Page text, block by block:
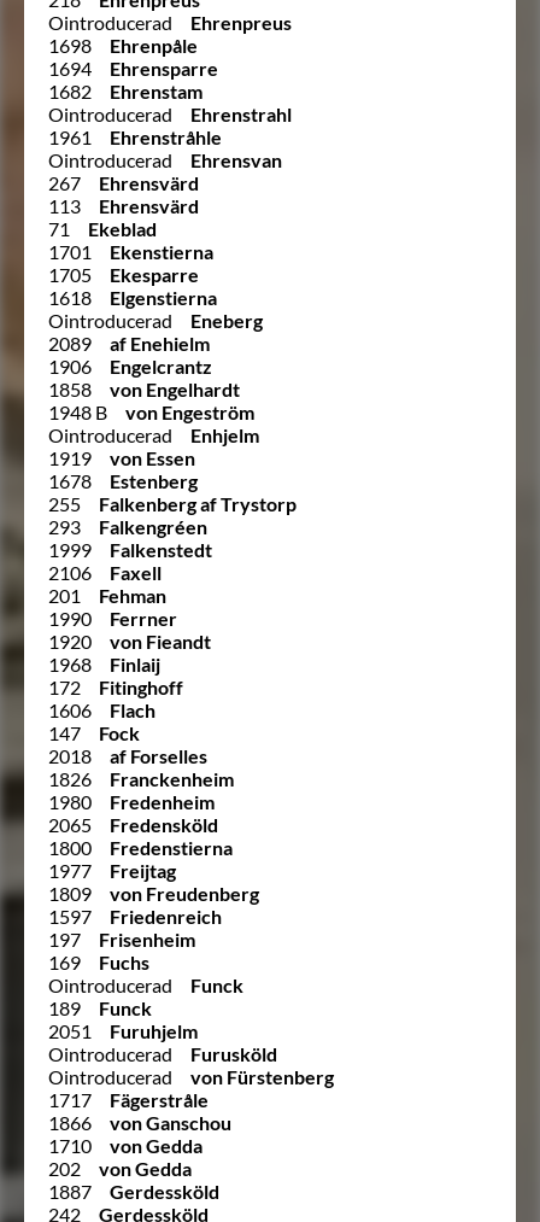
Ointroducerad
Ehrenpreus
1698
Ehrenpåle
1694
Ehrensparre
1682
Ehrenstam
Ointroducerad
Ehrenstrahl
1961
Ehrenstråhle
Ointroducerad
Ehrensvan
267
Ehrensvärd
113
Ehrensvärd
71
Ekeblad
1701
Ekenstierna
1705
Ekesparre
1618
Elgenstierna
Ointroducerad
Eneberg
2089
af Enehielm
1906
Engelcrantz
1858
von Engelhardt
1948 B
von Engeström
Ointroducerad
Enhjelm
1919
von Essen
1678
Estenberg
255
Falkenberg af Trystorp
293
Falkengréen
1999
Falkenstedt
2106
Faxell
201
Fehman
1990
Ferrner
1920
von Fieandt
1968
Finlaij
172
Fitinghoff
1606
Flach
147
Fock
2018
af Forselles
1826
Franckenheim
1980
Fredenheim
2065
Fredensköld
1800
Fredenstierna
1977
Freijtag
1809
von Freudenberg
1597
Friedenreich
197
Frisenheim
169
Fuchs
Ointroducerad
Funck
189
Funck
2051
Furuhjelm
Ointroducerad
Furusköld
Ointroducerad
von Fürstenberg
1717
Fägerstråle
1866
von Ganschou
1710
von Gedda
202
von Gedda
1887
Gerdessköld
242
Gerdessköld